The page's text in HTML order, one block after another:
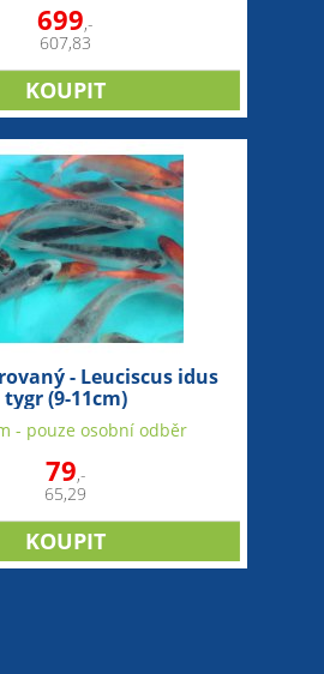
699,-
607,83
- Leuciscus idus
tygr (9-11cm)
- pouze osobní odběr
79,-
65,29